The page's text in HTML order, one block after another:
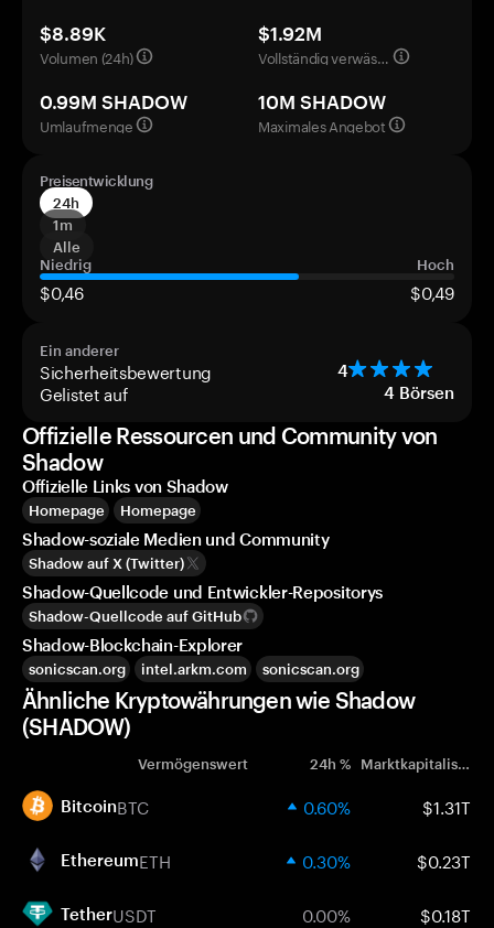
$8.89K
Volumen (24h)
$1.92M
Vollständig verwässerte Bewertung
0.99M SHADOW
Umlaufmenge
10M SHADOW
Maximales Angebot
Preisentwicklung
24h
1m
Alle
Niedrig
Hoch
$0,46 $0,49
Ein anderer
Sicherheitsbewertung 4
Gelistet auf 4 Börsen
Offizielle Ressourcen und Community von
Shadow
Offizielle Links von Shadow
Homepage Homepage
Shadow-soziale Medien und Community
Shadow auf X (Twitter)
Shadow-Quellcode und Entwickler-Repositorys
Shadow-Quellcode auf GitHub
Shadow-Blockchain-Explorer
sonicscan.org intel.arkm.com sonicscan.org
Ähnliche Kryptowährungen wie Shadow
(SHADOW)
Vermögenswert 24h % Marktkapitalisierung
BitcoinBTC 0.60% $1.31T
EthereumETH 0.30% $0.23T
TetherUSDT 0.00% $0.18T